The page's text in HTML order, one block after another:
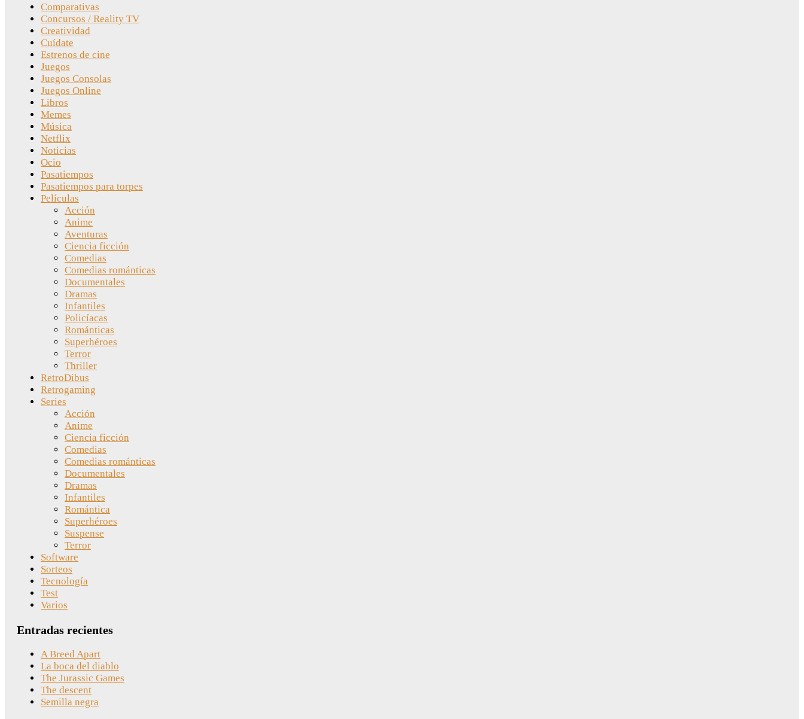
Comparativas
Concursos / Reality TV
Creatividad
Cuídate
Estrenos de cine
Juegos
Juegos Consolas
Juegos Online
Libros
Memes
Música
Netflix
Noticias
Ocio
Pasatiempos
Pasatiempos para torpes
Películas
Acción
Anime
Aventuras
Ciencia ficción
Comedias
Comedias románticas
Documentales
Dramas
Infantiles
Policíacas
Románticas
Superhéroes
Terror
Thriller
RetroDibus
Retrogaming
Series
Acción
Anime
Ciencia ficción
Comedias
Comedias románticas
Documentales
Dramas
Infantiles
Romántica
Superhéroes
Suspense
Terror
Software
Sorteos
Tecnología
Test
Varios
Entradas recientes
A Breed Apart
La boca del diablo
The Jurassic Games
The descent
Semilla negra